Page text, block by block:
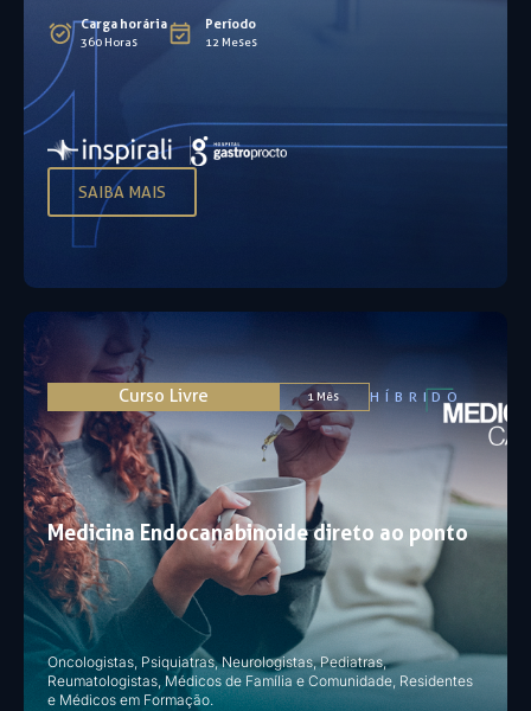
Carga horária
360 Horas
Período
12 Meses
SAIBA MAIS
Medicina Endocanabinoide direto ao ponto
Oncologistas, Psiquiatras, Neurologistas, Pediatras,
Reumatologistas, Médicos de Família e Comunidade, Residentes
e Médicos em Formação.
Curso Livre 1 Mês HÍBRIDO